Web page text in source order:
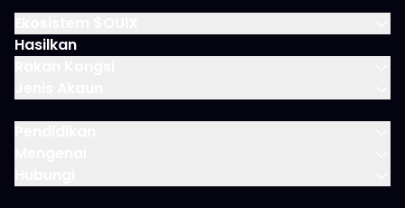
Hasilkan